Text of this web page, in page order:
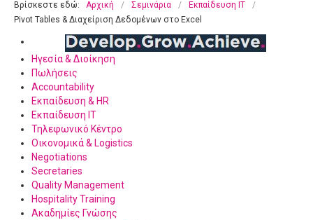
Φωτογραφίες
Επικοινωνία
Βρίσκεστε εδώ: Αρχική / Σεμινάρια / Εκπαίδευση IT
/
Pivot Tables & Διαχείριση Δεδομένων στο Excel
Ηγεσία & Διοίκηση
Πωλήσεις
Accountability
Εκπαίδευση & HR
Εκπαίδευση IT
Τηλεφωνικό Κέντρο
Οικονομικά & Logistics
Negotiations
Secretaries
Quality Management
Hospitality Training
Ακαδημίες Γνώσης